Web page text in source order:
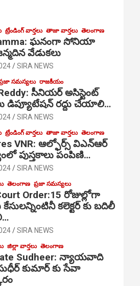
ట్రేండింగ్ వార్తలు తాజా వార్తలు తెలంగాణ
ఘ‌నంగా సోనియా
వేడుక‌లు
SIRA NEWS
సమస్యలు రాజకీయం
సీనియర్ అసిస్టెంట్
రద్దు చేయాలి…
SIRA NEWS
ట్రేండింగ్ వార్తలు తాజా వార్తలు తెలంగాణ
VNR: ఆల్ఫోర్స్ విఎన్ఆర్
పుస్తకాలు పంపిణి…
SIRA NEWS
తెలంగాణ ప్రజా సమస్యలు
Order:15 రోజుల్లోగా
కలెక్టర్ కు బదిలీ
SIRA NEWS
జిల్లా వార్తలు తెలంగాణ
Sudheer: న్యాయవాది
కుమార్ కు సేవా